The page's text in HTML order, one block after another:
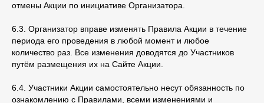
отмены Акции по инициативе Организатора.
6.3. Организатор вправе изменять Правила Акции в течение
периода его проведения в любой момент и любое
количество раз. Все изменения доводятся до Участников
путём размещения их на Сайте Акции.
6.4. Участники Акции самостоятельно несут обязанность по
ознакомлению с Правилами, всеми изменениями и
РФ»/ «Сайт Министерства просвещения РФ»
РОСС RU. З2397.04МКР0
Политика конфиденциальности
Пользовательское соглашение
Правила оказания консультационных услуг